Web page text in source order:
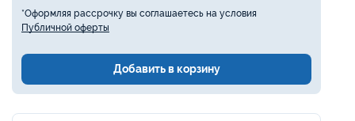
*Оформляя рассрочку вы соглашаетесь на условия
Публичной оферты
Добавить в корзину